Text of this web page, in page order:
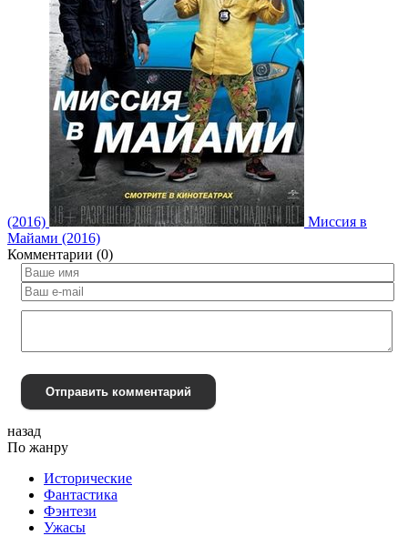
(2016)
Миссия в
Майами (2016)
Комментарии (0)
Отправить комментарий
назад
По жанру
Исторические
Фантастика
Фэнтези
Ужасы